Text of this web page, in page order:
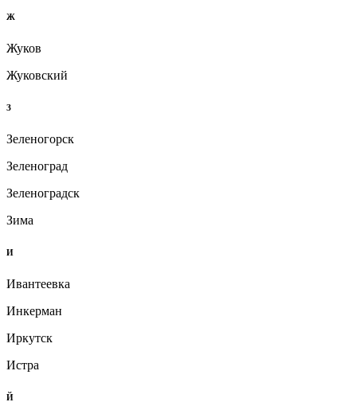
Ж
Жуков
Жуковский
З
Зеленогорск
Зеленоград
Зеленоградск
Зима
И
Ивантеевка
Инкерман
Иркутск
Истра
Й